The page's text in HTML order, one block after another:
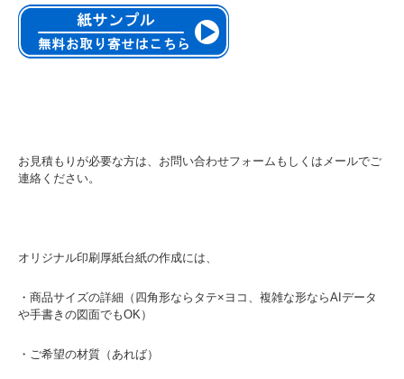
お見積もりが必要な方は、お問い合わせフォームもしくはメールでご
連絡ください。
オリジナル印刷厚紙台紙の作成には、
・商品サイズの詳細（四角形ならタテ×ヨコ、複雑な形ならAIデータ
や手書きの図面でもOK）
・ご希望の材質（あれば）